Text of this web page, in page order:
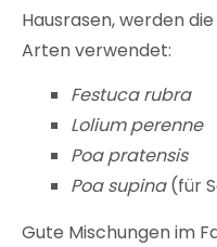
Hausrasen, werden
Arten verwendet:
Festuca rubra
Lolium perenne
Poa pratensis
Poa supina(für
Gute Mischungen im